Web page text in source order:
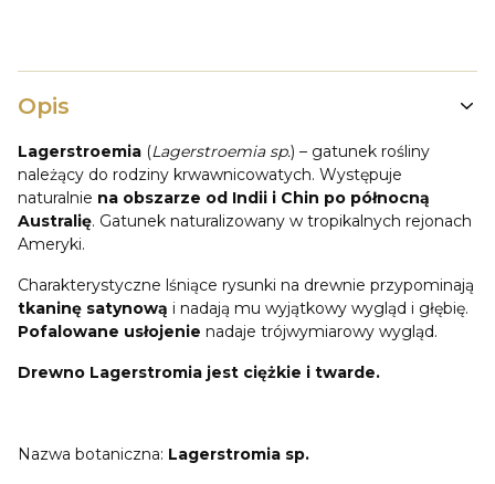
Opis
Lagerstroemia (Lagerstroemia sp.) – gatunek rośliny
należący do rodziny krwawnicowatych. Występuje
naturalnie na obszarze od Indii i Chin po północną
Australię. Gatunek naturalizowany w tropikalnych rejonach
Ameryki.
Charakterystyczne lśniące rysunki na drewnie przypominają
tkaninę satynową i nadają mu wyjątkowy wygląd i głębię.
Pofalowane usłojenie nadaje trójwymiarowy wygląd.
Drewno Lagerstromia jest ciężkie i twarde.
Nazwa botaniczna: Lagerstromia sp.